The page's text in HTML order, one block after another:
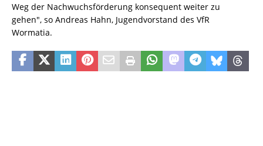
Weg der Nachwuchsförderung konsequent weiter zu
gehen", so Andreas Hahn, Jugendvorstand des VfR
Wormatia.